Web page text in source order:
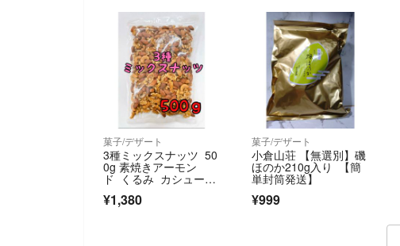
菓子/デザート
3種ミックスナッツ 50
0g 素焼きアーモン
ド くるみ カシューナ
ッツ
¥1,380
菓子/デザート
小倉山荘 【無選別】磯
ほのか210g入り 【簡
単封筒発送】
¥999